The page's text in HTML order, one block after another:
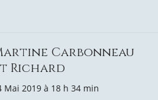
Carbonneau
Richard
Mai 2019 à 18 h 34 min